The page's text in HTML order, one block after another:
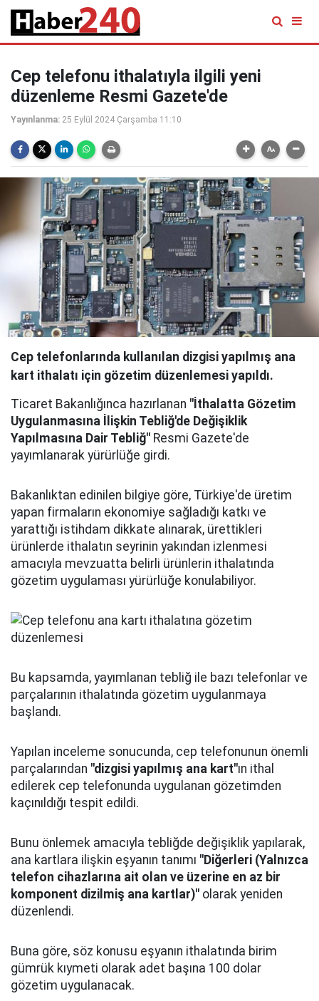
Cep telefonu ithalatıyla ilgili yeni
düzenleme Resmi Gazete'de
Yayınlanma: 25 Eylül 2024 Çarşamba 11:10
Cep telefonlarında kullanılan dizgisi yapılmış ana
kart ithalatı için gözetim düzenlemesi yapıldı.
Ticaret Bakanlığınca hazırlanan "İthalatta Gözetim
Uygulanmasına İlişkin Tebliğ'de Değişiklik
Yapılmasına Dair Tebliğ" Resmi Gazete'de
yayımlanarak yürürlüğe girdi.
Bakanlıktan edinilen bilgiye göre, Türkiye'de üretim
yapan firmaların ekonomiye sağladığı katkı ve
yarattığı istihdam dikkate alınarak, ürettikleri
ürünlerde ithalatın seyrinin yakından izlenmesi
amacıyla mevzuatta belirli ürünlerin ithalatında
gözetim uygulaması yürürlüğe konulabiliyor.
Bu kapsamda, yayımlanan tebliğ ile bazı telefonlar ve
parçalarının ithalatında gözetim uygulanmaya
başlandı.
Yapılan inceleme sonucunda, cep telefonunun önemli
parçalarından "dizgisi yapılmış ana kart"ın ithal
edilerek cep telefonunda uygulanan gözetimden
kaçınıldığı tespit edildi.
Bunu önlemek amacıyla tebliğde değişiklik yapılarak,
ana kartlara ilişkin eşyanın tanımı "Diğerleri (Yalnızca
telefon cihazlarına ait olan ve üzerine en az bir
komponent dizilmiş ana kartlar)" olarak yeniden
düzenlendi.
Buna göre, söz konusu eşyanın ithalatında birim
gümrük kıymeti olarak adet başına 100 dolar
gözetim uygulanacak.